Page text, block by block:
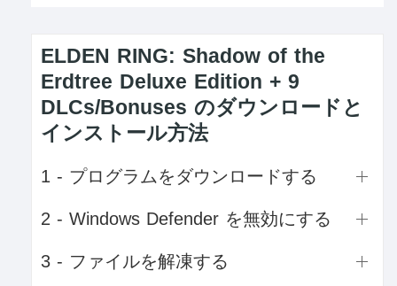
ELDEN RING: Shadow of the
Erdtree Deluxe Edition + 9
DLCs/Bonuses のダウンロードと
インストール方法
1 - プログラムをダウンロードする
2 - Windows Defender を無効にする
3 - ファイルを解凍する